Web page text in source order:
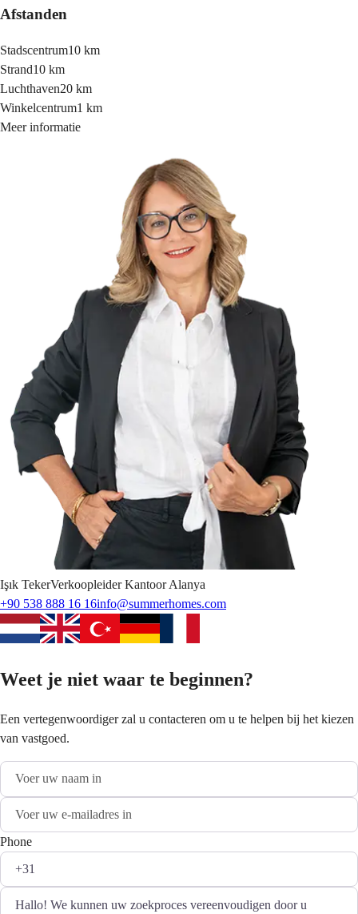
Afstanden
Stadscentrum10 km
Strand10 km
Luchthaven20 km
Winkelcentrum1 km
Meer informatie
Işık TekerVerkoopleider Kantoor Alanya
+90 538 888 16 16info@summerhomes.com
Weet je niet waar te beginnen?
Een vertegenwoordiger zal u contacteren om u te helpen bij het kiezen
van vastgoed.
Phone